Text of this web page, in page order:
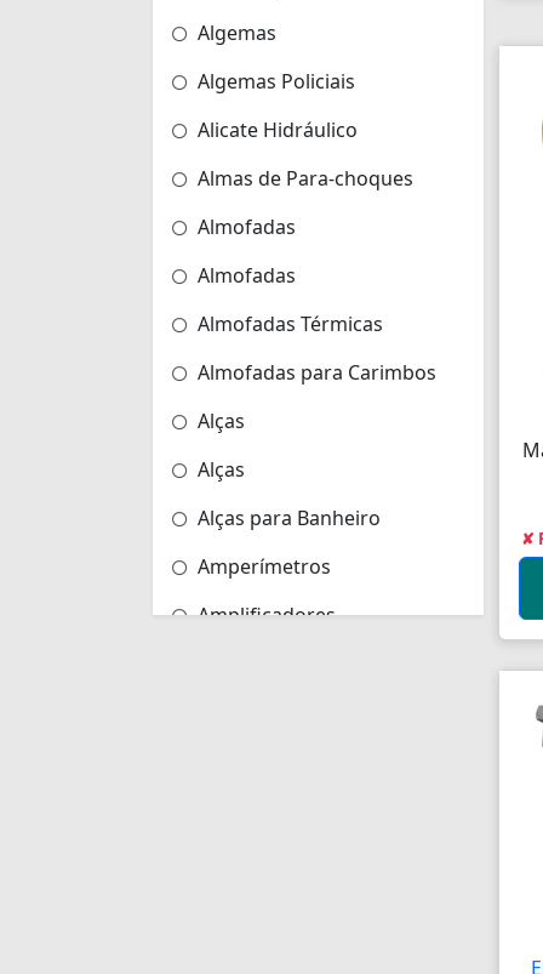
Algemas
Algemas Policiais
Alicate Hidráulico
Almas de Para-choques
Almofadas
Almofadas
Almofadas Térmicas
Almofadas para Carimbos
Alças
Alças
Alças para Banheiro
Amperímetros
Amplificadores
✘